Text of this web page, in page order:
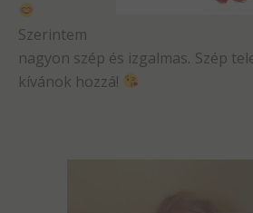
Szerintem
nagyon szép és izgalmas. Szép
kívánok hozzá!